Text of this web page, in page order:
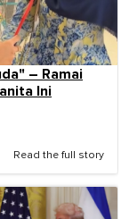
– Ramai
Ini
Read the full story